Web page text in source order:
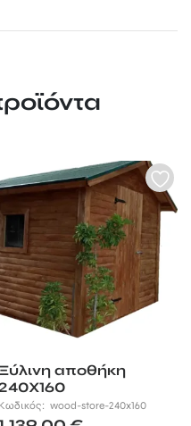
Ξύλινη αποθήκη
Κωδικός:wood-store-240x160